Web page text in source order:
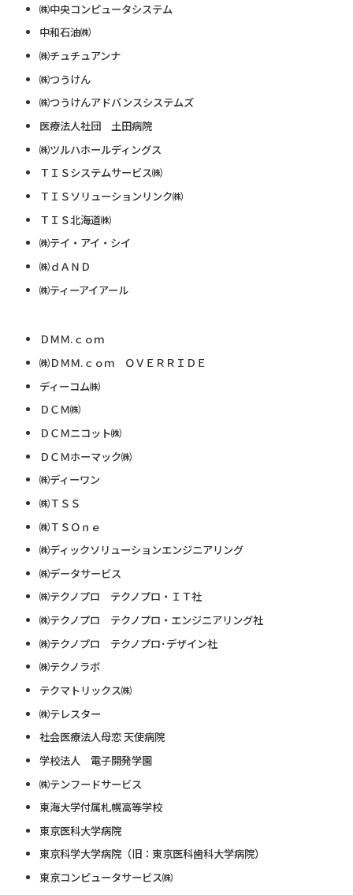
㈱中央コンピュータシステム
中和石油㈱
㈱チュチュアンナ
㈱つうけん
㈱つうけんアドバンスシステムズ
医療法人社団 土田病院
㈱ツルハホールディングス
ＴＩＳシステムサービス㈱
ＴＩＳソリューションリンク㈱
ＴＩＳ北海道㈱
㈱テイ・アイ・シイ
㈱ｄＡＮＤ
㈱ティーアイアール
ＤＭＭ.ｃｏｍ
㈱ＤＭＭ.ｃｏｍ ＯＶＥＲＲＩＤＥ
ディーコム㈱
ＤＣＭ㈱
ＤＣＭニコット㈱
ＤＣＭホーマック㈱
㈱ディーワン
㈱ＴＳＳ
㈱ＴＳＯｎｅ
㈱ディックソリューションエンジニアリング
㈱データサービス
㈱テクノプロ テクノプロ・ＩＴ社
㈱テクノプロ テクノプロ・エンジニアリング社
㈱テクノプロ テクノプロ･デザイン社
㈱テクノラボ
テクマトリックス㈱
㈱テレスター
社会医療法人母恋 天使病院
学校法人 電子開発学園
㈱テンフードサービス
東海大学付属札幌高等学校
東京医科大学病院
東京科学大学病院（旧：東京医科歯科大学病院）
東京コンピュータサービス㈱